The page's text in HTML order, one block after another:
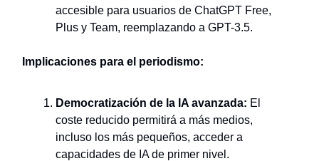
accesible para usuarios de ChatGPT Free,
Plus y Team, reemplazando a GPT-3.5.
Implicaciones para el periodismo:
Democratización de la IA avanzada: El
coste reducido permitirá a más medios,
incluso los más pequeños, acceder a
capacidades de IA de primer nivel.